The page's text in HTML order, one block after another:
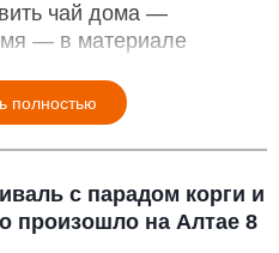
чай дома —
— в материале
полностью
с парадом корги и
произошло на Алтае 8